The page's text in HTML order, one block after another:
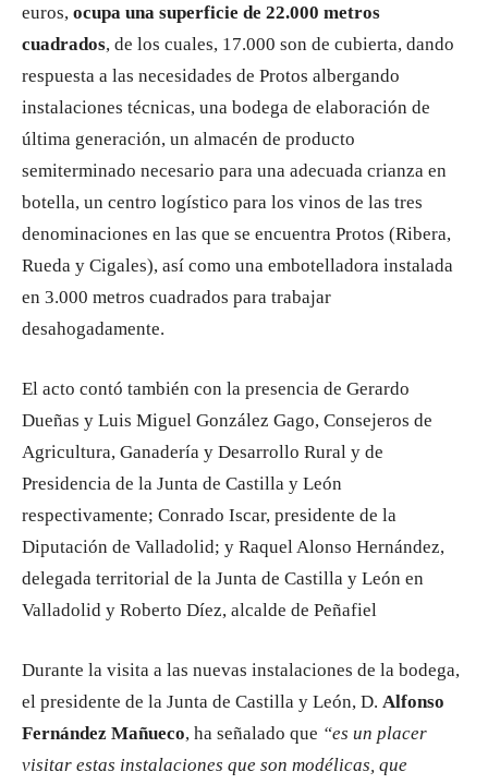
euros, ocupa una superficie de 22.000 metros
cuadrados, de los cuales, 17.000 son de cubierta, dando
respuesta a las necesidades de Protos albergando
instalaciones técnicas, una bodega de elaboración de
última generación, un almacén de producto
semiterminado necesario para una adecuada crianza en
botella, un centro logístico para los vinos de las tres
denominaciones en las que se encuentra Protos (Ribera,
Rueda y Cigales), así como una embotelladora instalada
en 3.000 metros cuadrados para trabajar
desahogadamente.
El acto contó también con la presencia de Gerardo
Dueñas y Luis Miguel González Gago, Consejeros de
Agricultura, Ganadería y Desarrollo Rural y de
Presidencia de la Junta de Castilla y León
respectivamente; Conrado Iscar, presidente de la
Diputación de Valladolid; y Raquel Alonso Hernández,
delegada territorial de la Junta de Castilla y León en
Valladolid y Roberto Díez, alcalde de Peñafiel
Durante la visita a las nuevas instalaciones de la bodega,
el presidente de la Junta de Castilla y León, D. Alfonso
Fernández Mañueco, ha señalado que “es un placer
visitar estas instalaciones que son modélicas, que